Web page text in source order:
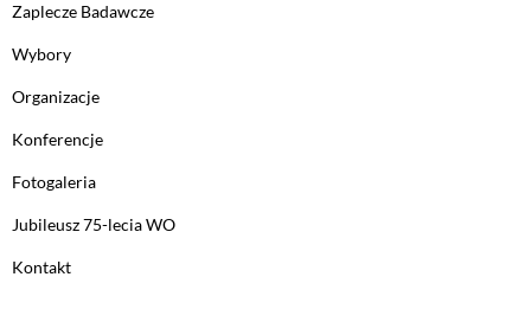
Zaplecze Badawcze
Wybory
Organizacje
Konferencje
Fotogaleria
Jubileusz 75-lecia WO
Kontakt